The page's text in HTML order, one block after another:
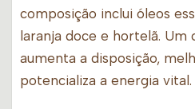
composição inclui óleos
laranja doce e hortelã. Um
aumenta a disposição,
potencializa a energia vital.